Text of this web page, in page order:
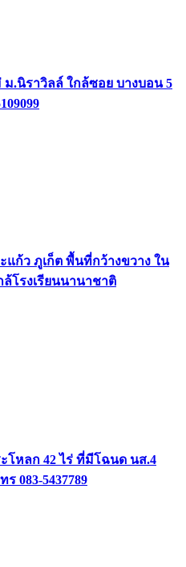
ม.นิราวิลล์ ใกล้ซอย บางบอน 5
แก้ว ภูเก็ต พื้นที่กว้างขวาง ใน
โรงเรียนนานาชาติ
หลก 42 ไร่ ที่มีโฉนด นส.4
083-5437789